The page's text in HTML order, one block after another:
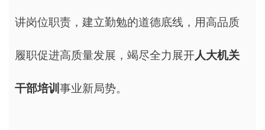
讲岗位职责，建立勤勉的道德底线，用高品质
履职促进高质量发展，竭尽全力展开人大机关
干部培训 事业新局势。